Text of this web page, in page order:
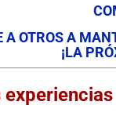
A OTROS A
¡LA